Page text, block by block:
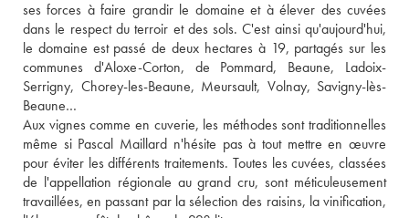
ses forces à faire grandir le domaine et à élever des cuvées
dans le respect du terroir et des sols. C'est ainsi qu'aujourd'hui,
le domaine est passé de deux hectares à 19, partagés sur les
communes d'Aloxe-Corton, de Pommard, Beaune, Ladoix-
Serrigny, Chorey-les-Beaune, Meursault, Volnay, Savigny-lès-
Beaune…
Aux vignes comme en cuverie, les méthodes sont traditionnelles
même si Pascal Maillard n'hésite pas à tout mettre en œuvre
pour éviter les différents traitements. Toutes les cuvées, classées
de l'appellation régionale au grand cru, sont méticuleusement
travaillées, en passant par la sélection des raisins, la vinification,